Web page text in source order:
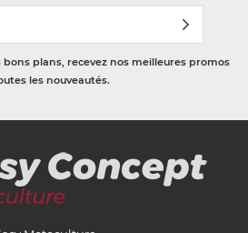
bons plans, recevez nos meilleures promos
les nouveautés.